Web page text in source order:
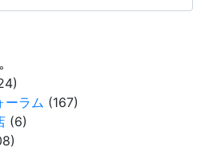
ーラム (167)
(6)